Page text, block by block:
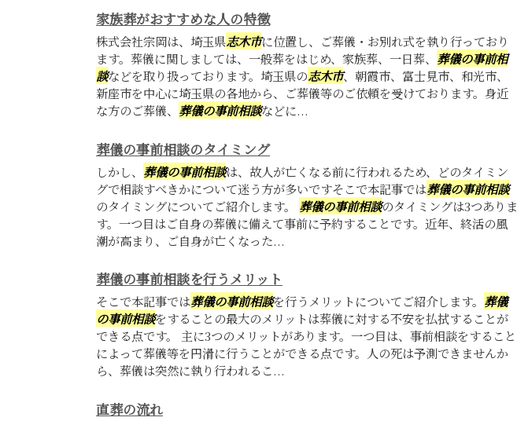
家族葬がおすすめな人の特徴
株式会社宗岡は、埼玉県志木市に位置し、ご葬儀・お別れ式を執り行っており
ます。葬儀に関しましては、一般葬をはじめ、家族葬、一日葬、 葬儀の事前相
談などを取り扱っております。埼玉県の志木市、朝霞市、富士見市、和光市、
新座市を中心に埼玉県の各地から、ご葬儀等のご依頼を受けております。身近
な方のご葬儀、 葬儀の事前相談などに...
葬儀の事前相談のタイミング
しかし、 葬儀の事前相談は、故人が亡くなる前に行われるため、どのタイミン
グで相談すべきかについて迷う方が多いですそこで本記事では葬儀の事前相談
のタイミングについてご紹介します。 葬儀の事前相談のタイミングは3つありま
す。一つ目はご自身の葬儀に備えて事前に予約することです。近年、終活の風
潮が高まり、ご自身が亡くなった...
葬儀の事前相談を行うメリット
そこで本記事では葬儀の事前相談を行うメリットについてご紹介します。 葬儀
の事前相談をすることの最大のメリットは葬儀に対する不安を払拭することが
できる点です。 主に3つのメリットがあります。一つ目は、事前相談をすること
によって葬儀等を円滑に行うことができる点です。人の死は予測できませんか
ら、葬儀は突然に執り行われるこ...
直葬の流れ